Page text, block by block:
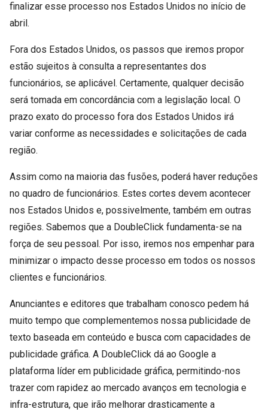
finalizar esse processo nos Estados Unidos no início de
abril.
Fora dos Estados Unidos, os passos que iremos propor
estão sujeitos à consulta a representantes dos
funcionários, se aplicável. Certamente, qualquer decisão
será tomada em concordância com a legislação local. O
prazo exato do processo fora dos Estados Unidos irá
variar conforme as necessidades e solicitações de cada
região.
Assim como na maioria das fusões, poderá haver reduções
no quadro de funcionários. Estes cortes devem acontecer
nos Estados Unidos e, possivelmente, também em outras
regiões. Sabemos que a DoubleClick fundamenta-se na
força de seu pessoal. Por isso, iremos nos empenhar para
minimizar o impacto desse processo em todos os nossos
clientes e funcionários.
Anunciantes e editores que trabalham conosco pedem há
muito tempo que complementemos nossa publicidade de
texto baseada em conteúdo e busca com capacidades de
publicidade gráfica. A DoubleClick dá ao Google a
plataforma líder em publicidade gráfica, permitindo-nos
trazer com rapidez ao mercado avanços em tecnologia e
infra-estrutura, que irão melhorar drasticamente a